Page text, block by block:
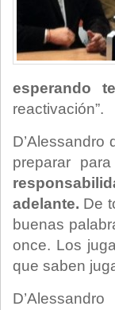
esperando
reactivación”.
preparar
adelante. De
buenas
once. Los
que saben